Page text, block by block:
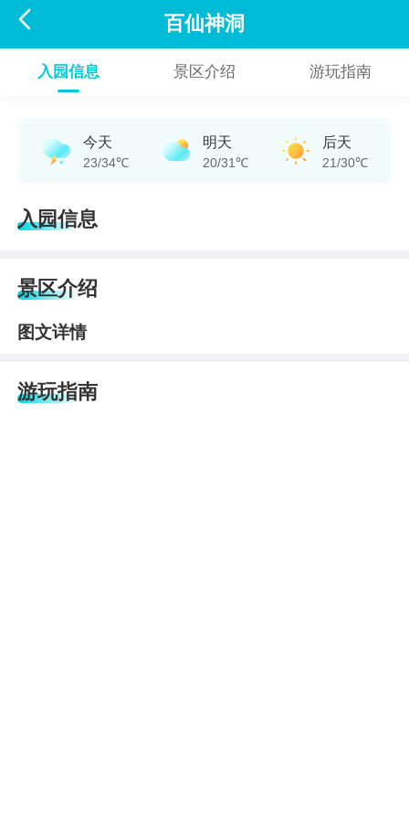
 百仙神洞
入园信息 景区介绍 游玩指南
今天
23/34℃
明天
20/31℃
后天
21/30℃
入园信息
景区介绍
图文详情
游玩指南